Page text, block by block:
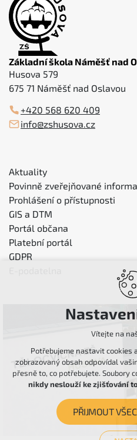
Základní škola Náměšť nad
Husova 579
675 71 Náměšť nad Oslavou
+420 568 620 409
info@zshusova.cz
Aktuality
Povinně zveřejňované
Prohlášení o přístupnosti
GIS a DTM
Portál občana
Platební portál
GDPR
Vítejte na
Potřebujeme nastavit cookies
zobrazovaný obsah odpovídal
přesně to, co potřebujete. Soubory
nikdy neslouží ke zjišťování
PŘIJMOUT